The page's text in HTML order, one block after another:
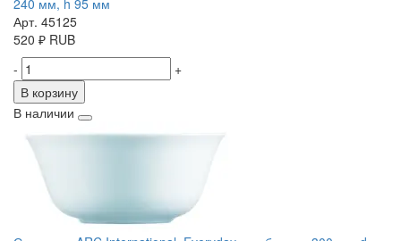
240 мм, h 95 мм
Арт. 45125
520 ₽ RUB
-
+
В корзину
В наличии